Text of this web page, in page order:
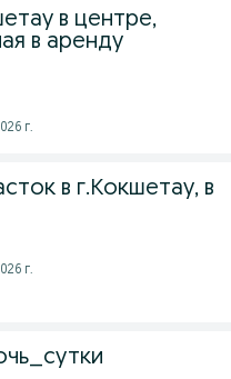
в центре,
в аренду
г.
в г.Кокшетау, в
г.